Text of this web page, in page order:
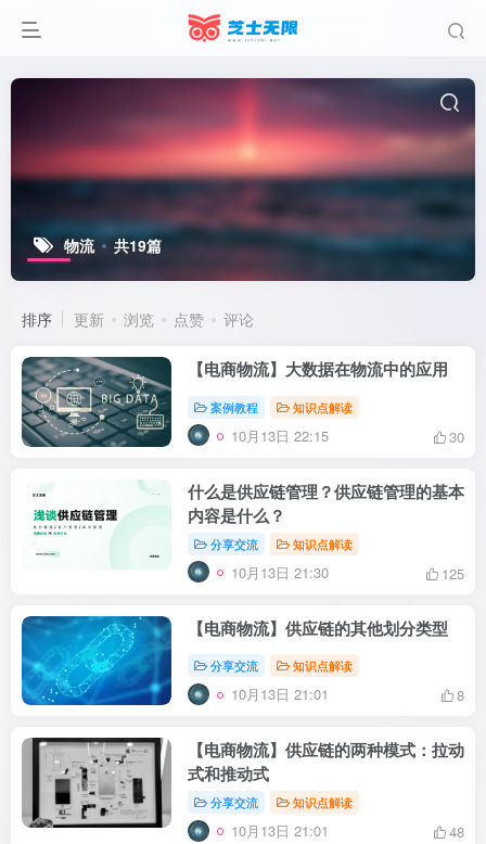
物流 共19篇
排序 更新 浏览 点赞 评论
【电商物流】大数据在物流中的应用
案例教程 知识点解读
10月13日 22:15 30
什么是供应链管理？供应链管理的基本
内容是什么？
分享交流 知识点解读
10月13日 21:30 125
【电商物流】供应链的其他划分类型
分享交流 知识点解读
10月13日 21:01 8
【电商物流】供应链的两种模式：拉动
式和推动式
分享交流 知识点解读
10月13日 21:01 48